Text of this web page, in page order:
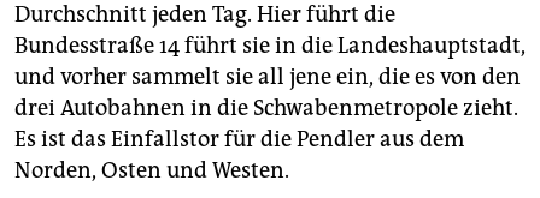
Durchschnitt jeden Tag. Hier führt die
Bundesstraße 14 führt sie in die Landeshauptstadt,
und vorher sammelt sie all jene ein, die es von den
drei Autobahnen in die Schwabenmetropole zieht.
Es ist das Einfallstor für die Pendler aus dem
Norden, Osten und Westen.